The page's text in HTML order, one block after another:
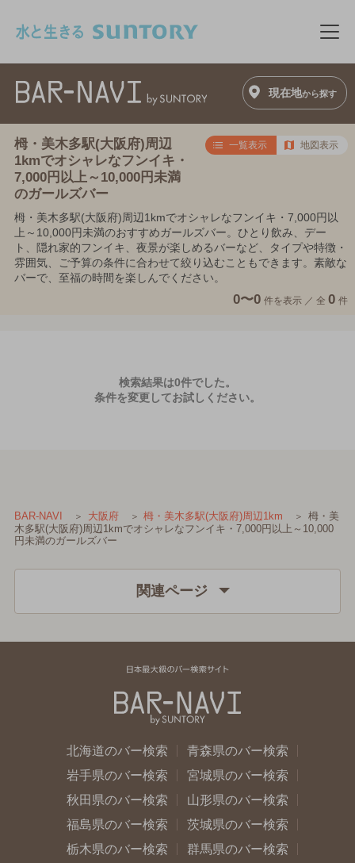
メ
現在地から探す
栂・美木多駅(大阪府)周辺
1kmでオシャレなフンイキ・
7,000円以上～10,000円未満
のガールズバー
一覧表示 地図表示
栂・美木多駅(大阪府)周辺1kmでオシャレなフンイキ・7,000円以
上～10,000円未満のおすすめガールズバー。ひとり飲み、デー
ト、隠れ家的フンイキ、夜景が楽しめるバーなど、タイプや特徴・
雰囲気、ご予算の条件に合わせて絞り込むこともできます。素敵な
バーで、至福の時間を楽しんでください。
0〜0 件を表示 ／ 全 0 件
検索結果は0件でした。
条件を変更してお試しください。
BAR-NAVI 大阪府 栂・美木多駅(大阪府)周辺1km
栂・美
木多駅(大阪府)周辺1kmでオシャレなフンイキ・7,000円以上～10,000
円未満のガールズバー
関連ページ
北海道のバー検索
青森県のバー検索
岩手県のバー検索
宮城県のバー検索
秋田県のバー検索
山形県のバー検索
福島県のバー検索
茨城県のバー検索
栃木県のバー検索
群馬県のバー検索